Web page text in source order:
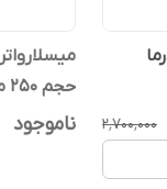
۲٬۷۰۰٬۰۰۰
حجم 250 میل
ناموجود